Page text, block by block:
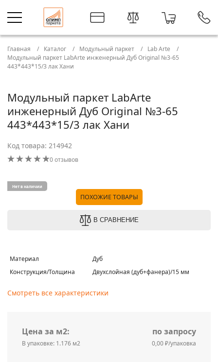
Главная Каталог Модульный паркет
Lab Arte
Модульный паркет LabArte инженерный Дуб Original №3-65
443*443*15/3 лак Хани
Модульный паркет LabArte
инженерный Дуб Original №3-65
443*443*15/3 лак Хани
Код товара: 214942
0 отзывов
Нет в наличии
ПОХОЖИЕ ТОВАРЫ
В СРАВНЕНИЕ
Материал
Дуб
Конструкция/Толщина
Двухслойная (дуб+фанера)/15 мм
Смотреть все характеристики
Цена за м2: по запросу
В упаковке: 1.176 м2 0,00 ₽/упаковка